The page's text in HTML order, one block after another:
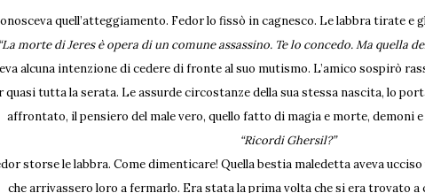
quell’atteggiamento. Fedor lo fissò in cagnesco. Le labbra tirate e
“La morte di Jeres è opera di un comune assassino. Te lo concedo. Ma quella
alcuna intenzione di cedere di fronte al suo mutismo. L’amico sospirò
quasi tutta la serata. Le assurde circostanze della sua stessa nascita, lo
affrontato, il pensiero del male vero, quello fatto di magia e morte, demoni
“Ricordi Ghersil?”
storse le labbra. Come dimenticare! Quella bestia maledetta aveva
che arrivassero loro a fermarlo. Era stata la prima volta che si era trovato